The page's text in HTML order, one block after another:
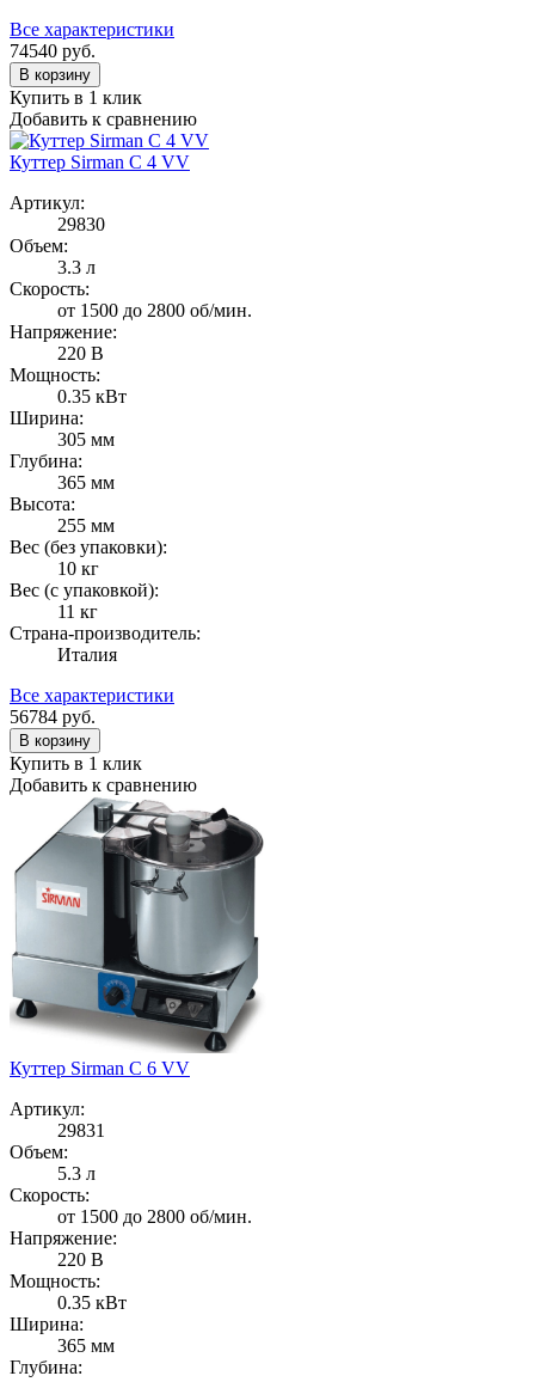
Все характеристики
74540 руб.
В корзину
Купить в 1 клик
Добавить к сравнению
Куттер Sirman C 4 VV
Артикул:
29830
Объем:
3.3 л
Скорость:
от 1500 до 2800 об/мин.
Напряжение:
220 В
Мощность:
0.35 кВт
Ширина:
305 мм
Глубина:
365 мм
Высота:
255 мм
Вес (без упаковки):
10 кг
Вес (с упаковкой):
11 кг
Страна-производитель:
Италия
Все характеристики
56784 руб.
В корзину
Купить в 1 клик
Добавить к сравнению
Куттер Sirman C 6 VV
Артикул:
29831
Объем:
5.3 л
Скорость:
от 1500 до 2800 об/мин.
Напряжение:
220 В
Мощность:
0.35 кВт
Ширина:
365 мм
Глубина: